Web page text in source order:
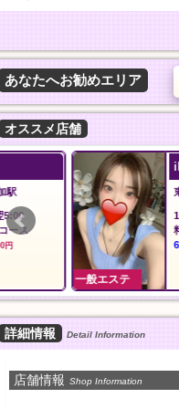
あなたへお勧めエリア
オススメ店舗
ilAria アリア
東京➠新御徒町駅
12:00〜LAST
料金
60分8,000円
詳細情報 Detail Information
店舗情報 Shop Information